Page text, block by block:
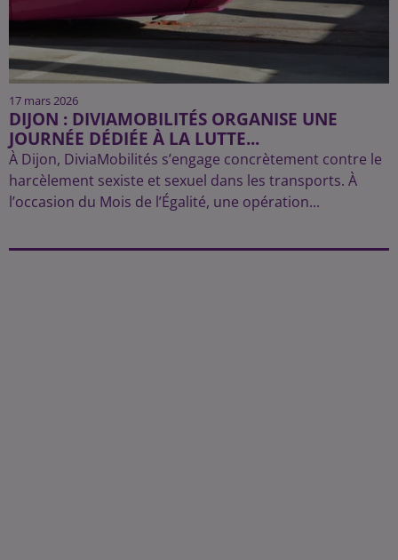
17 mars 2026
DIJON : DIVIAMOBILITÉS ORGANISE UNE
JOURNÉE DÉDIÉE À LA LUTTE...
À Dijon, DiviaMobilités s’engage concrètement contre le
harcèlement sexiste et sexuel dans les transports. À
l’occasion du Mois de l’Égalité, une opération...